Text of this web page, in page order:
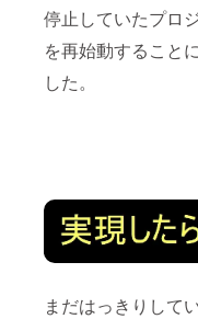
停止していたプロ
を再始動すること
した。
まだはっきりして